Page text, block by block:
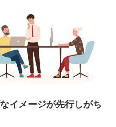
イメージが先行しがち